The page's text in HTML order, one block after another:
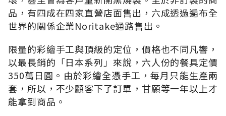
品，有四成在四家直營店面售出，六成透過遍布全
世界的關係企業Noritake通路售出。
限量的彩繪手工與頂級的定位，價格也不同凡響，
以最長銷的「日本系列」來說，六人份的餐具定價
350萬日圓。由於彩繪全憑手工，每月只能生產兩
套，所以，不少顧客下了訂單，甘願等一年以上才
能拿到商品。